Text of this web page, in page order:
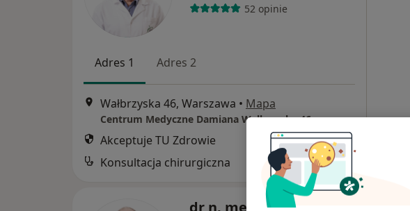
52 opinie
Adres 1 Adres 2
Wałbrzyska 46, Warszawa • Mapa
Centrum Medyczne Damiana Wałbrzyska 46
Akceptuje TU Zdrowie
Konsultacja chirurgiczna
od 330 zł